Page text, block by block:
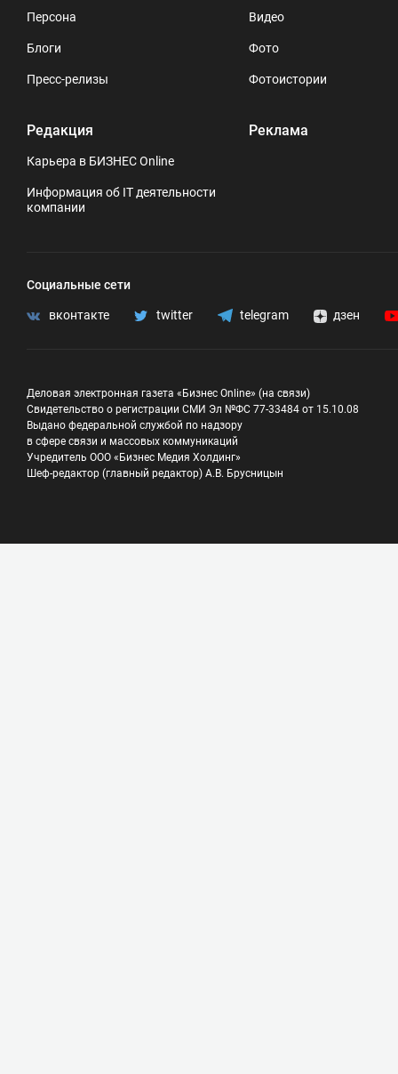
Персона
Блоги
Пресс-релизы
Редакция
Карьера в БИЗНЕС Online
Информация об IT деятельности
компании
Видео
Фото
Фотоистории
Реклама
Социальные сети
вконтакте twitter telegram дзен
Деловая электронная газета «Бизнес Online» (на связи)
Свидетельство о регистрации СМИ Эл №ФС 77-33484 от 15.10.08
Выдано федеральной службой по надзору
в сфере связи и массовых коммуникаций
Учредитель ООО «Бизнес Медия Холдинг»
Шеф-редактор (главный редактор) А.В. Брусницын